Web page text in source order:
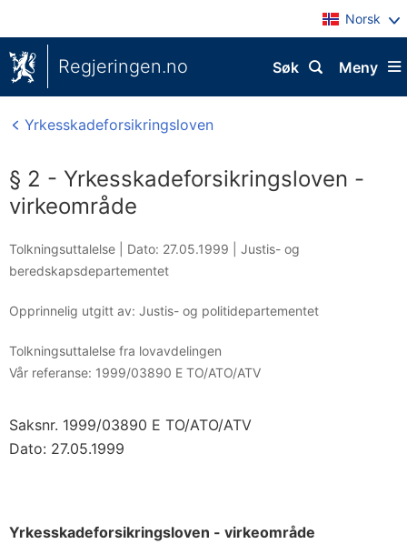
Norsk
Regjeringen.no Meny
Søk
Yrkesskadeforsikringsloven
§ 2 - Yrkesskadeforsikringsloven -
virkeområde
Tolkningsuttalelse | Dato: 27.05.1999
Justis- og
beredskapsdepartementet
Opprinnelig utgitt av: Justis- og politidepartementet
Tolkningsuttalelse fra lovavdelingen
Vår referanse: 1999/03890 E TO/ATO/ATV
Saksnr. 1999/03890 E TO/ATO/ATV
Dato: 27.05.1999
Yrkesskadeforsikringsloven - virkeområde